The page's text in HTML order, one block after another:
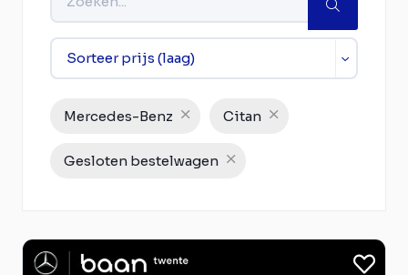
Mercedes-Benz Citan
Gesloten bestelwagen